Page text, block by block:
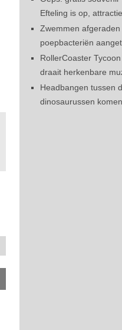
Efteling is op,
Zwemmen
poepbacteriën
RollerCoaster
draait herkenbare
Headbangen tussen
dinosaurussen